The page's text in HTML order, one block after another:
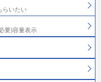
らいたい
要)容量表示